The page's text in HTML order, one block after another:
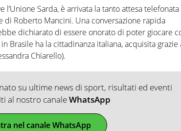
Sarda, è arrivata la tanto attesa telefonata
di Roberto Mancini. Una conversazione rapida
dichiarato di essere onorato di poter giocare
Brasile ha la cittadinanza italiana, acquisita grazie
Chiarello).
su ultime news di sport, risultati ed eventi
al nostro canaleWhatsApp
nel canale WhatsApp